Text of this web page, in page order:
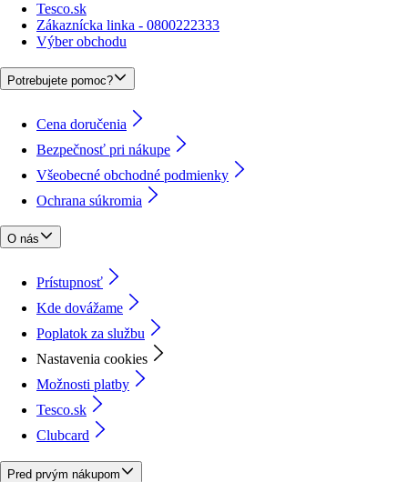
Tesco.sk
Zákaznícka linka - 0800222333
Výber obchodu
Potrebujete pomoc?
Cena doručenia
Bezpečnosť pri nákupe
Všeobecné obchodné podmienky
Ochrana súkromia
O nás
Prístupnosť
Kde dovážame
Poplatok za službu
Nastavenia cookies
Možnosti platby
Tesco.sk
Clubcard
Pred prvým nákupom